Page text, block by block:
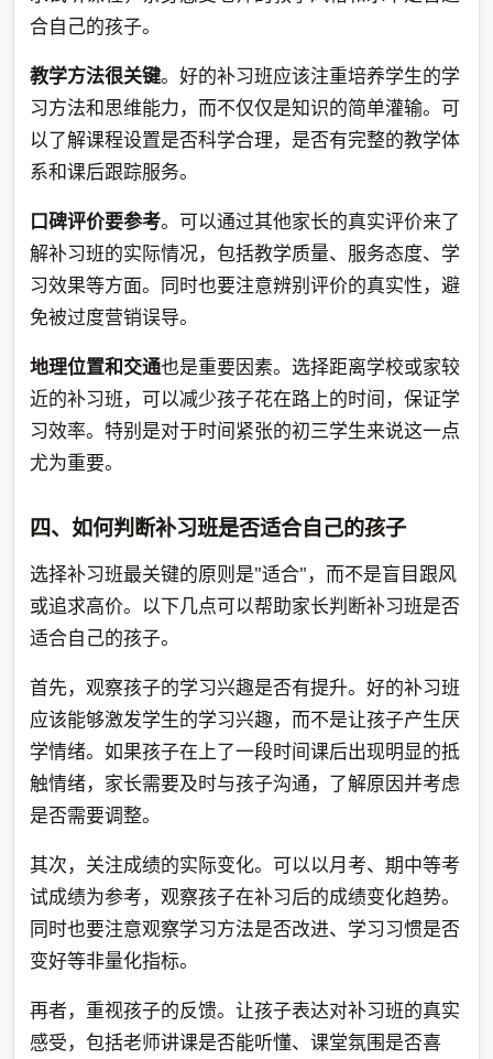
合自己的孩子。
教学方法很关键。好的补习班应该注重培养学生的学
习方法和思维能力，而不仅仅是知识的简单灌输。可
以了解课程设置是否科学合理，是否有完整的教学体
系和课后跟踪服务。
口碑评价要参考。可以通过其他家长的真实评价来了
解补习班的实际情况，包括教学质量、服务态度、学
习效果等方面。同时也要注意辨别评价的真实性，避
免被过度营销误导。
地理位置和交通也是重要因素。选择距离学校或家较
近的补习班，可以减少孩子花在路上的时间，保证学
习效率。特别是对于时间紧张的初三学生来说这一点
尤为重要。
四、如何判断补习班是否适合自己的孩子
选择补习班最关键的原则是"适合"，而不是盲目跟风
或追求高价。以下几点可以帮助家长判断补习班是否
适合自己的孩子。
首先，观察孩子的学习兴趣是否有提升。好的补习班
应该能够激发学生的学习兴趣，而不是让孩子产生厌
学情绪。如果孩子在上了一段时间课后出现明显的抵
触情绪，家长需要及时与孩子沟通，了解原因并考虑
是否需要调整。
其次，关注成绩的实际变化。可以以月考、期中等考
试成绩为参考，观察孩子在补习后的成绩变化趋势。
同时也要注意观察学习方法是否改进、学习习惯是否
变好等非量化指标。
再者，重视孩子的反馈。让孩子表达对补习班的真实
感受，包括老师讲课是否能听懂、课堂氛围是否喜